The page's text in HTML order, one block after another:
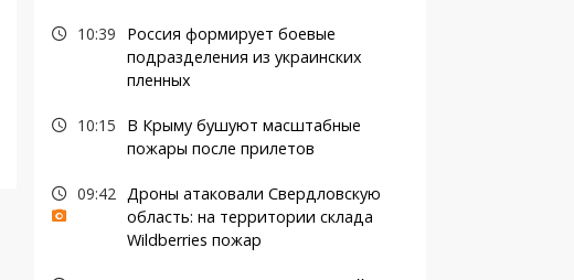
10:39
Россия формирует боевые
подразделения из украинских
пленных
10:15
В Крыму бушуют масштабные
пожары после прилетов
09:42 Дроны атаковали Свердловскую
область: на территории склада
Wildberries пожар